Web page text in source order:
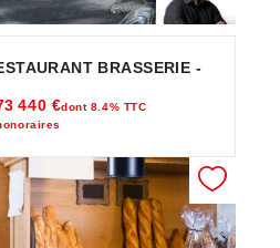
BRASSERIE -
440 €dont 8.4% TTC